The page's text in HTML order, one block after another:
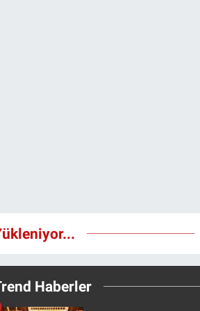
Haberler